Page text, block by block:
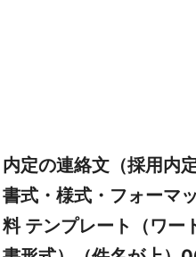
内定の連絡文（採用内
書式・様式・フォーマ
料 テンプレート（ワー